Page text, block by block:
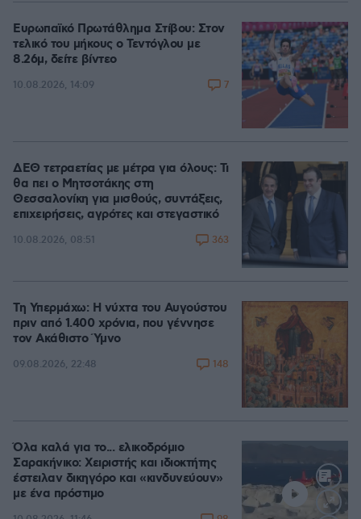
Ευρωπαϊκό Πρωτάθλημα Στίβου: Στον
τελικό του μήκους ο Τεντόγλου με
8.26μ, δείτε βίντεο
10.08.2026, 14:09 7
ΔΕΘ τετραετίας με μέτρα για όλους: Τι
θα πει ο Μητσοτάκης στη
Θεσσαλονίκη για μισθούς, συντάξεις,
επιχειρήσεις, αγρότες και στεγαστικό
10.08.2026, 08:51 363
Τη Υπερμάχω: Η νύχτα του Αυγούστου
πριν από 1.400 χρόνια, που γέννησε
τον Ακάθιστο Ύμνο
09.08.2026, 22:48 148
Όλα καλά για το... ελικοδρόμιο
Σαρακήνικο: Χειριστής και ιδιοκτήτης
έστειλαν δικηγόρο και «κινδυνεύουν»
με ένα πρόστιμο